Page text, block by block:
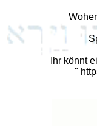
Ihr könnt
"